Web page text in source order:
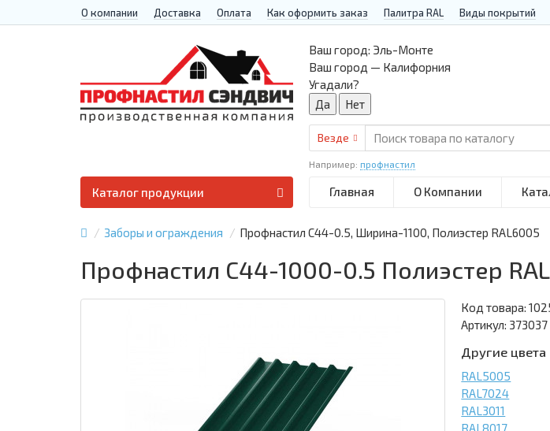
О компании Доставка Оплата Как оформить заказ Палитра RAL Виды покрытий
Ваш город: Эль-Монте
Ваш город — Калифорния
Угадали?
Везде
Например: профнастил
Главная О Компании
Каталог продукции
Заборы и ограждения Профнастил С44-0.5, Ширина-1100, Полиэстер RAL6005
Профнастил С44-1000-0.5 Полиэстер
Код товара:
Артикул: 373037
Другие цвета
RAL5005
RAL7024
RAL3011
RAL8017